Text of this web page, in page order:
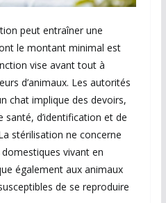
peut entraîner une
le montant minimal est
vise avant tout à
d’animaux. Les autorités
chat implique des devoirs,
d’identification et de
stérilisation ne concerne
vivant en
également aux animaux
de se reproduire